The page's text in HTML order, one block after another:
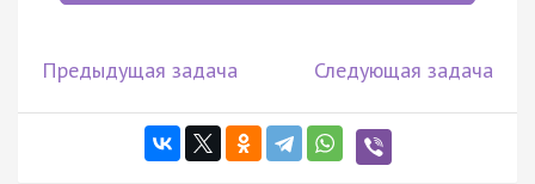
Предыдущая задача Следующая задача